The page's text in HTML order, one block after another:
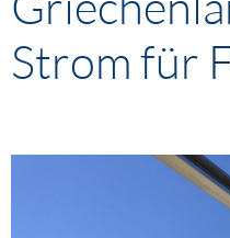
Strom für